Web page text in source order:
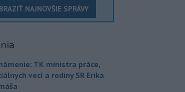
NAJNOVŠIE SPRÁVY
TK ministra práce,
vecí a rodiny SR Erika